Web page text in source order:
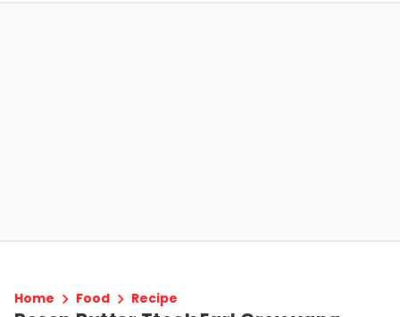
Home Food Recipe